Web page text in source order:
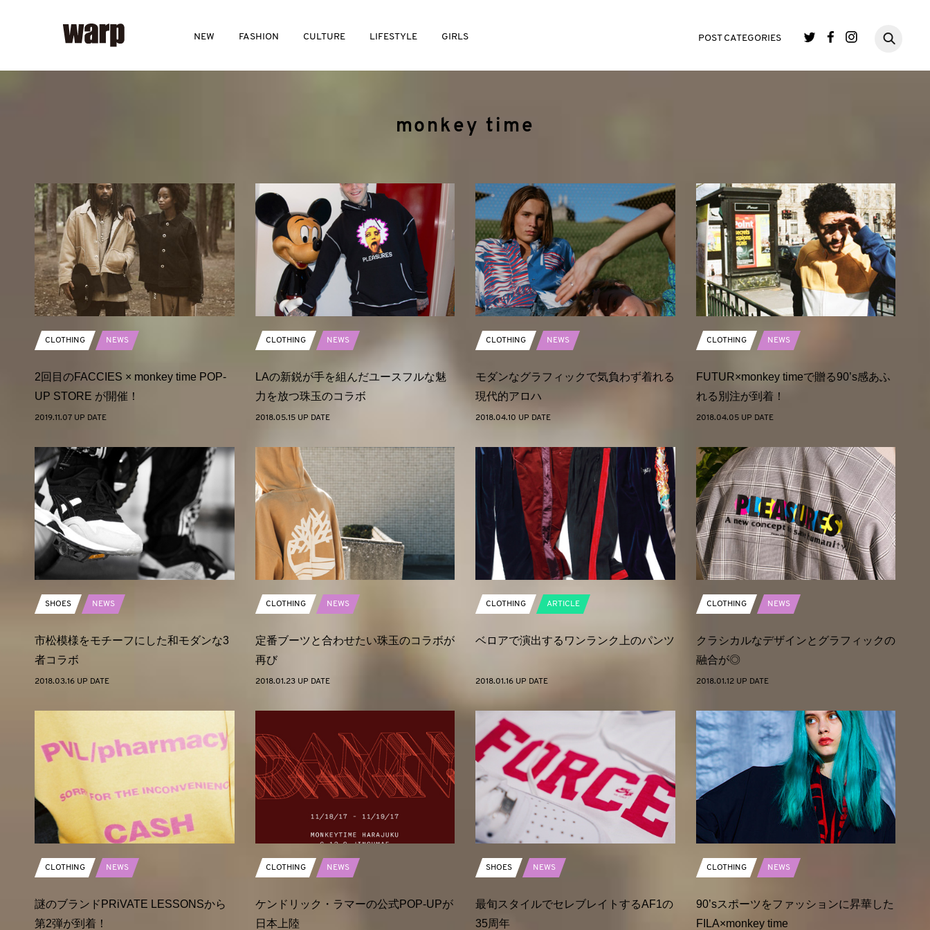
NEW FASHION CULTURE LIFESTYLE GIRLS POST CATEGORIES
monkey time
CLOTHING NEWS
2回目のFACCIES × monkey time POP-
UP STORE が開催！
2019.11.07 UP DATE
CLOTHING NEWS
LAの新鋭が手を組んだユースフルな魅
力を放つ珠玉のコラボ
2018.05.15 UP DATE
CLOTHING NEWS
モダンなグラフィックで気負わず着れる
現代的アロハ
2018.04.10 UP DATE
CLOTHING NEWS
FUTUR×monkey timeで贈る90’s感あふ
れる別注が到着！
2018.04.05 UP DATE
SHOES NEWS
市松模様をモチーフにした和モダンな3
者コラボ
2018.03.16 UP DATE
CLOTHING NEWS
定番ブーツと合わせたい珠玉のコラボが
再び
2018.01.23 UP DATE
CLOTHING ARTICLE
ベロアで演出するワンランク上のパンツ
2018.01.16 UP DATE
CLOTHING NEWS
クラシカルなデザインとグラフィックの
融合が◎
2018.01.12 UP DATE
CLOTHING NEWS
謎のブランドPRiVATE LESSONSから
第2弾が到着！
CLOTHING NEWS
ケンドリック・ラマーの公式POP-UPが
日本上陸
SHOES NEWS
最旬スタイルでセレブレイトするAF1の
35周年
CLOTHING NEWS
90’sスポーツをファッションに昇華した
FILA×monkey time